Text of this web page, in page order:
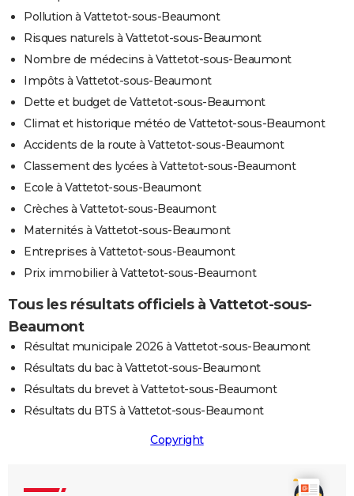
Pollution à Vattetot-sous-Beaumont
Risques naturels à Vattetot-sous-Beaumont
Nombre de médecins à Vattetot-sous-Beaumont
Impôts à Vattetot-sous-Beaumont
Dette et budget de Vattetot-sous-Beaumont
Climat et historique météo de Vattetot-sous-Beaumont
Accidents de la route à Vattetot-sous-Beaumont
Classement des lycées à Vattetot-sous-Beaumont
Ecole à Vattetot-sous-Beaumont
Crèches à Vattetot-sous-Beaumont
Maternités à Vattetot-sous-Beaumont
Entreprises à Vattetot-sous-Beaumont
Prix immobilier à Vattetot-sous-Beaumont
Tous les résultats officiels à Vattetot-sous-
Beaumont
Résultat municipale 2026 à Vattetot-sous-Beaumont
Résultats du bac à Vattetot-sous-Beaumont
Résultats du brevet à Vattetot-sous-Beaumont
Résultats du BTS à Vattetot-sous-Beaumont
Copyright